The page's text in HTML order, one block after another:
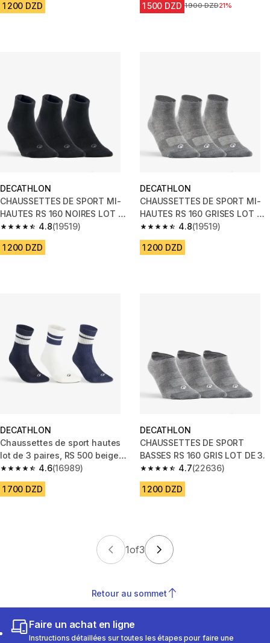
1 200 DZD 1 500 DZD Prix avant la réduction
1 900 DZD21%
DECATHLON
CHAUSSETTES DE SPORT MI-
HAUTES RS 160 NOIRES LOT DE
3.
4.8
4.8 out of 5 stars from 19519 reviews
(19519)
1 200 DZD
DECATHLON
CHAUSSETTES DE SPORT MI-
HAUTES RS 160 GRISES LOT DE
3.
4.8
4.8 out of 5 stars from 19519
(19519)
1 200 DZD
DECATHLON
Chaussettes de sport hautes
lot de 3 paires, RS 500 beige
bleu
4.6
4.6 out of 5 stars from 16989 reviews
(16989)
1 700 DZD
DECATHLON
CHAUSSETTES DE SPORT
BASSES RS 160 GRIS LOT DE 3.
4.7
4.7 out of 5 stars from 22636
(22636)
1 200 DZD
1of3
Retour au sommet
Faire un achat en ligne
Instructions détaillées sur toutes les étapes pour faire une